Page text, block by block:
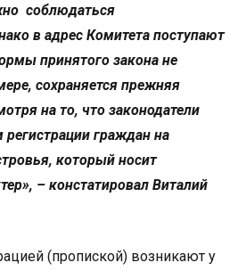
соблюдаться
в адрес Комитета поступают
принятого закона не
сохраняется прежняя
на то, что законодатели
граждан на
который носит
– констатировал Виталий
(пропиской) возникают у